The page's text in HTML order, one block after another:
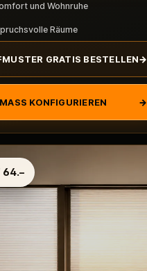
und Wohnruhe
Räume
GRATIS BESTELLEN→
KONFIGURIEREN →
64.–